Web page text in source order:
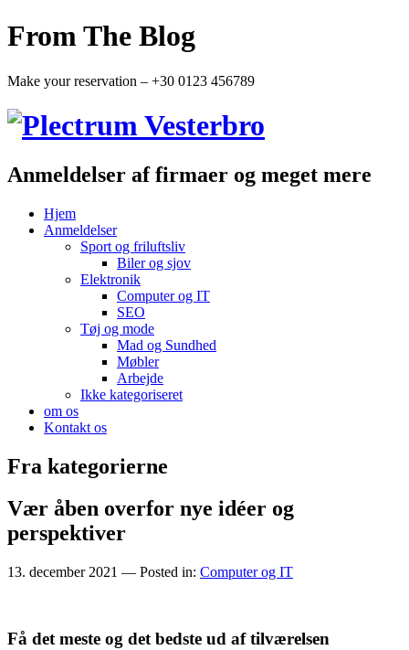
From The Blog
Make your reservation – +30 0123 456789
Anmeldelser af firmaer og meget mere
Hjem
Anmeldelser
Sport og friluftsliv
Biler og sjov
Elektronik
Computer og IT
SEO
Tøj og mode
Mad og Sundhed
Møbler
Arbejde
Ikke kategoriseret
om os
Kontakt os
Fra kategorierne
Vær åben overfor nye idéer og
perspektiver
13. december 2021 — Posted in: Computer og IT
Få det meste og det bedste ud af tilværelsen